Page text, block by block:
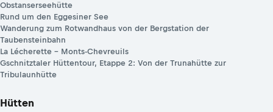
Obstanserseehütte
Rund um den Eggesiner See
Wanderung zum Rotwandhaus von der Bergstation der
Taubensteinbahn
La Lécherette – Monts-Chevreuils
Gschnitztaler Hüttentour, Etappe 2: Von der Trunahütte zur
Tribulaunhütte
Hütten